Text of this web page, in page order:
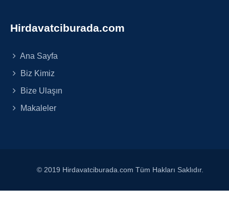
Hirdavatciburada.com
Ana Sayfa
Biz Kimiz
Bize Ulaşın
Makaleler
© 2019 Hirdavatciburada.com Tüm Hakları Saklıdır.